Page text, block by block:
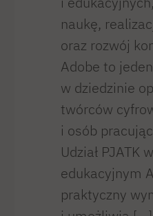
naukę,
oraz rozwój
Adobe to
w dziedzinie
twórców
i osób
Udział PJATK
edukacyjnym
praktyczny